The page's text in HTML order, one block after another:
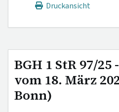
Druckansicht
BGH 1 StR 97/
vom 18. März
Bonn)